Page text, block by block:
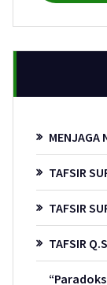
MENJAGA
TAFSIR
TAFSIR
TAFSIR